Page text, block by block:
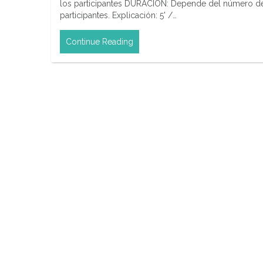
los participantes DURACIÓN: Depende del número
participantes. Explicación: 5' /…
Continue Reading